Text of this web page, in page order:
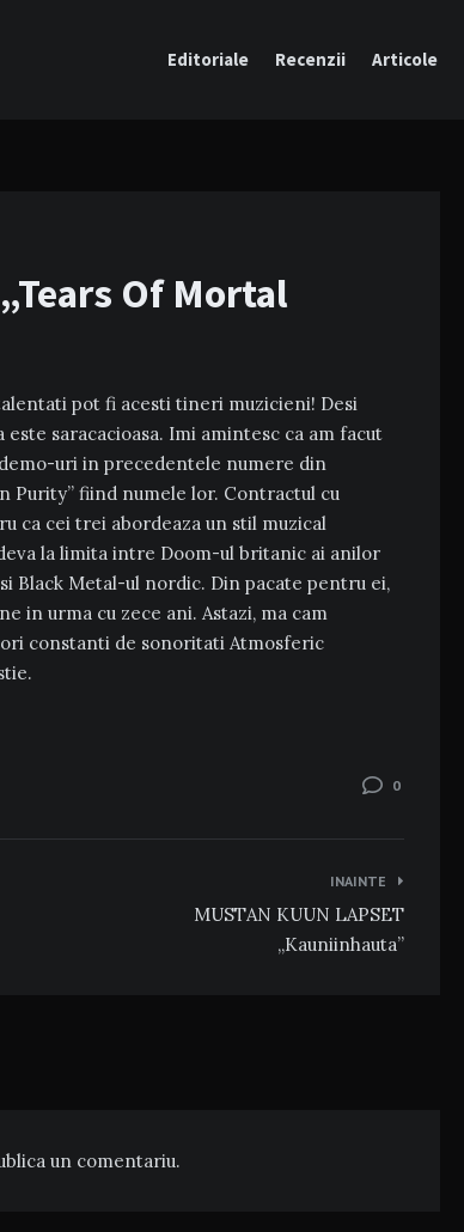
Editoriale Recenzii Articole
Of Mortal
pot fi acesti tineri muzicieni! Desi
saracacioasa. Imi amintesc ca am facut
uri in precedentele numere din
Purity” fiind numele lor. Contractul cu
ca cei trei abordeaza un stil muzical
la limita intre Doom-ul britanic ai anilor
si Black Metal-ul nordic. Din pacate pentru ei,
in urma cu zece ani. Astazi, ma cam
constanti de sonoritati Atmosferic
0
INAINTE
MUSTAN KUUN LAPSET
„Kauniinhauta”
un comentariu.